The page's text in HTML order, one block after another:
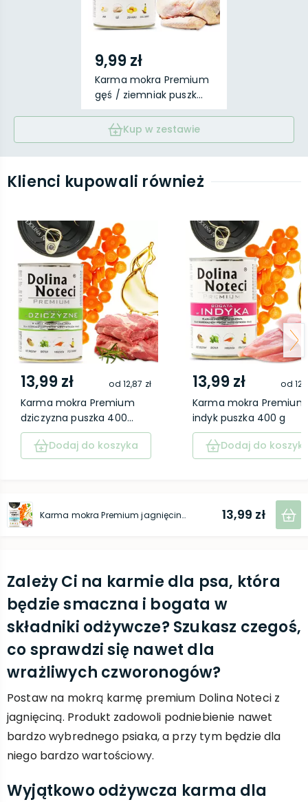
9,99 zł
Karma mokra Premium
gęś / ziemniak puszk...
Kup w zestawie
Klienci kupowali również
13,99 zł od 12,87 zł
Karma mokra Premium
dziczyzna puszka 400...
Dodaj do koszyka
13,99 zł od
Karma mokra Premium
indyk puszka 400 g
Dodaj do
Karma mokra Premium jagnięcina puszka 400 g 13,99 zł
Zależy Ci na karmie dla psa, która
będzie smaczna i bogata w
składniki odżywcze? Szukasz czegoś,
co sprawdzi się nawet dla
wrażliwych czworonogów?
Postaw na mokrą karmę premium Dolina Noteci z
jagnięciną. Produkt zadowoli podniebienie nawet
bardzo wybrednego psiaka, a przy tym będzie dla
niego bardzo wartościowy.
Wyjątkowo odżywcza karma dla